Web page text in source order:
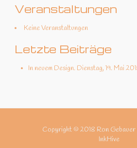
Veranstaltungen
Keine Veranstaltungen
Letzte Beiträge
In neuem Design. Dienstag, 19. Mai
Copyright © 2018 Ron Gebauer
InkHive